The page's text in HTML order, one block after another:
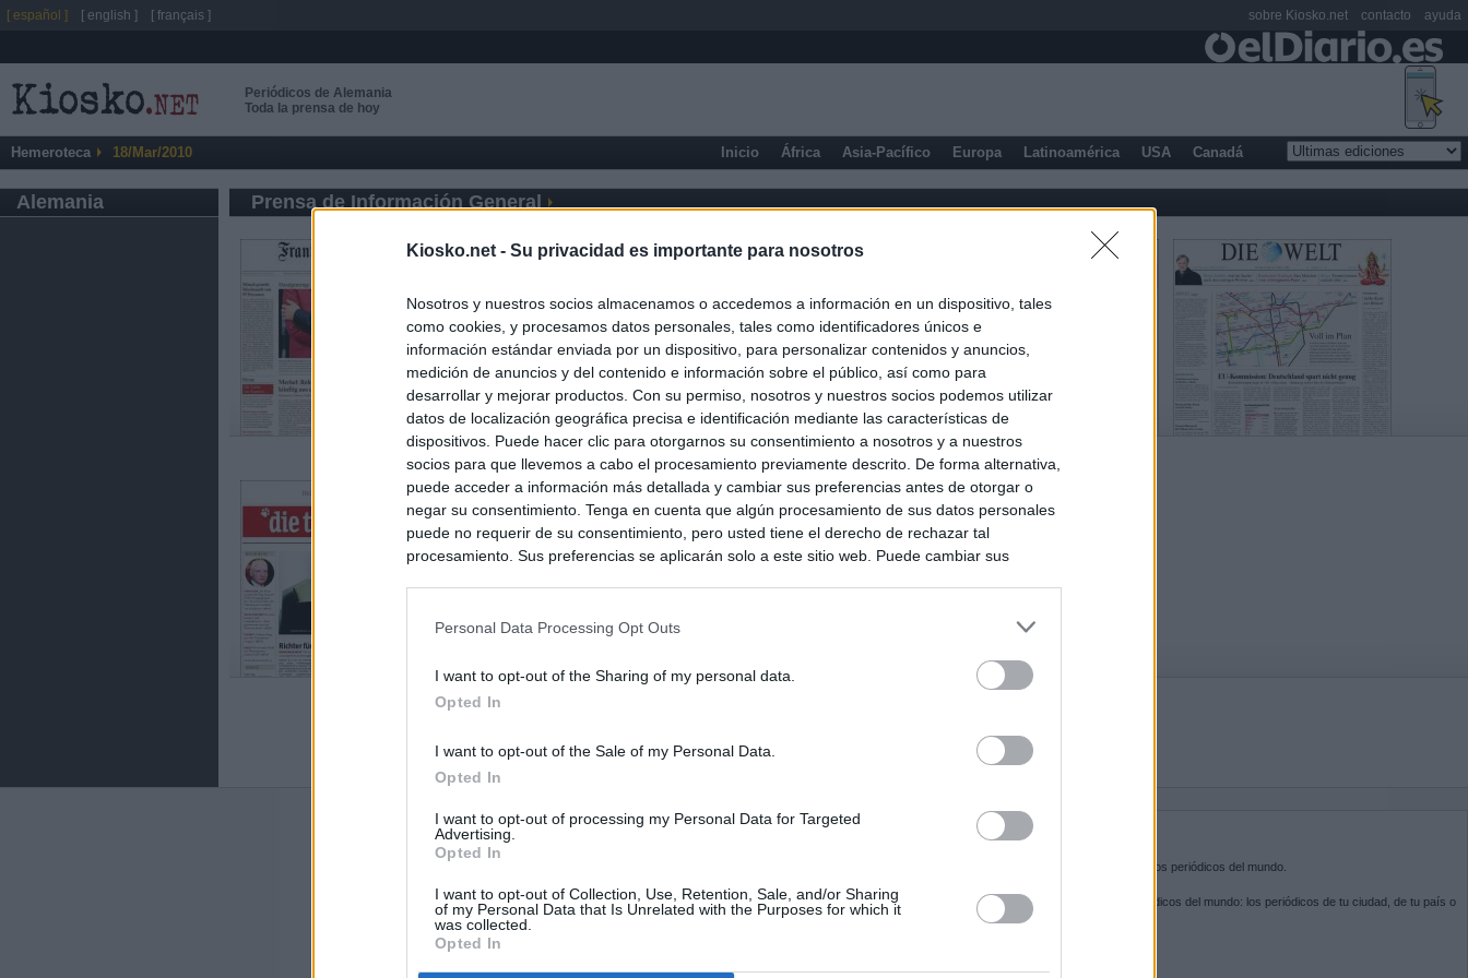
Kiosko.net - Su privacidad es importante para nosotros
Nosotros y nuestros socios almacenamos o accedemos a información en un dispositivo, tales
como cookies, y procesamos datos personales, tales como identificadores únicos e
información estándar enviada por un dispositivo, para personalizar contenidos y anuncios,
medición de anuncios y del contenido e información sobre el público, así como para
desarrollar y mejorar productos. Con su permiso, nosotros y nuestros socios podemos utilizar
datos de localización geográfica precisa e identificación mediante las características de
dispositivos. Puede hacer clic para otorgarnos su consentimiento a nosotros y a nuestros
socios para que llevemos a cabo el procesamiento previamente descrito. De forma alternativa,
puede acceder a información más detallada y cambiar sus preferencias antes de otorgar o
negar su consentimiento. Tenga en cuenta que algún procesamiento de sus datos personales
puede no requerir de su consentimiento, pero usted tiene el derecho de rechazar tal
procesamiento. Sus preferencias se aplicarán solo a este sitio web. Puede cambiar sus
Personal Data Processing Opt Outs
I want to opt-out of the Sharing of my personal data.
Opted In
I want to opt-out of the Sale of my Personal Data.
Opted In
I want to opt-out of processing my Personal Data for Targeted
Advertising.
Opted In
I want to opt-out of Collection, Use, Retention, Sale, and/or Sharing
of my Personal Data that Is Unrelated with the Purposes for which it
was collected.
Opted In
Periódicos de Alemania
Toda la prensa de hoy
Hemeroteca 18/Mar/2010 Inicio África Asia-Pacífico Europa Latinoamérica USA Canadá
Alemania Prensa de Información General
Últimas noticias
controles: "Nos lo esperábamos peor"
España impone controles a los viajeros procedentes de Italia tras el rechazo de
SOBRE KIOSKO.NET
es la puerta de entrada a los periódicos del mundo.
Navega por las portadas de los periódicos del mundo: los periódicos de tu ciudad, de tu país o
del otro extremo del mundo.
[ español ] [ english ] [ français ] sobre Kiosko.net contacto ayuda